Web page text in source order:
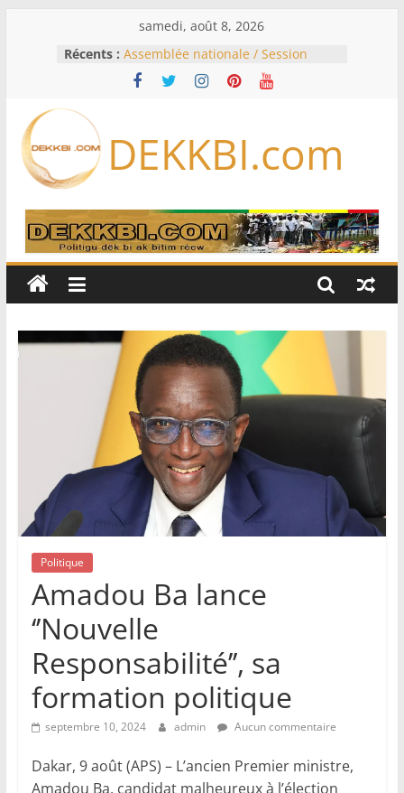
samedi, août 8, 2026
Récents : Assemblée nationale / Session
extraordinaire: Six commissions
d’enquête à l’ordre du jour ce lundi
Bénin: Patrice Talon élu président
du Sénat, moins de trois mois
Pakistan et la Turquie signent un
accord de défense
RD Congo: Kinshasa interdit les
exportations de cuivre et de cobalt
production
DEKKBI.com
Politique
Amadou Ba lance
‘’Nouvelle
Responsabilité’’, sa
formation politique
septembre 10, 2024 admin Aucun commentaire
Dakar, 9 août (APS) – L’ancien Premier ministre,
Amadou Ba, candidat malheureux à l’élection